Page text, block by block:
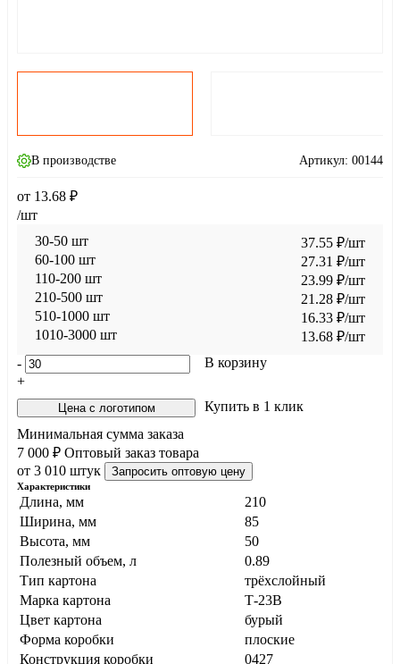
В производстве Артикул: 00144
Характеристики
Длина, мм
210
Ширина, мм
85
Высота, мм
50
Полезный объем, л
0.89
Тип картона
трёхслойный
Марка картона
Т-23В
Цвет картона
бурый
Форма коробки
плоские
Конструкция коробки
0427
от 13.68 ₽
/шт
30-50 шт
37.55 ₽/шт
60-100 шт
27.31 ₽/шт
110-200 шт
23.99 ₽/шт
210-500 шт
21.28 ₽/шт
510-1000 шт
16.33 ₽/шт
1010-3000 шт
13.68 ₽/шт
-
+
В корзину
Цена с логотипом
Купить в 1 клик
Минимальная сумма заказа
7 000 ₽ Оптовый заказ товара
от 3 010 штук
Запросить оптовую цену